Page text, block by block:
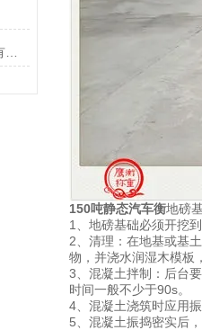
150吨静态汽车衡相较于传统的具有更高的稳定性
150吨静态汽车衡地磅
1、地磅基础必须开挖
2、清理：在地基或基
物，并浇水润湿木模板
3、混凝土拌制：后台
时间一般不少于90s。
4、混凝土浇筑时应用
5、混凝土振捣密实后